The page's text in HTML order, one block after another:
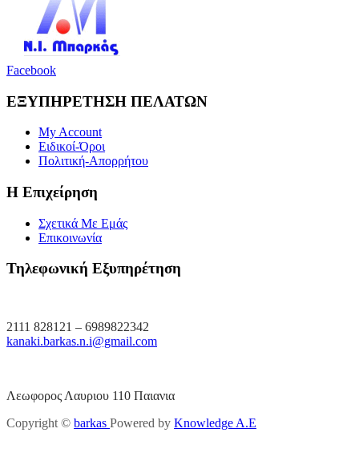
Facebook
ΕΞΥΠΗΡΕΤΗΣΗ ΠΕΛΑΤΩΝ
My Account
Ειδικοί-Όροι
Πολιτική-Απορρήτου
Η Επιχείρηση
Σχετικά Με Εμάς
Επικοινωνία
Τηλεφωνική Εξυπηρέτηση
2111 828121 – 6989822342
kanaki.barkas.n.i@gmail.com
Λεωφορος Λαυριου 110 Παιανια
Copyright © barkas Powered by Knowledge A.E